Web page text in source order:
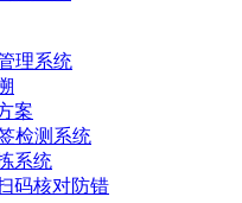
理系统
案
检测系统
系统
码核对防错